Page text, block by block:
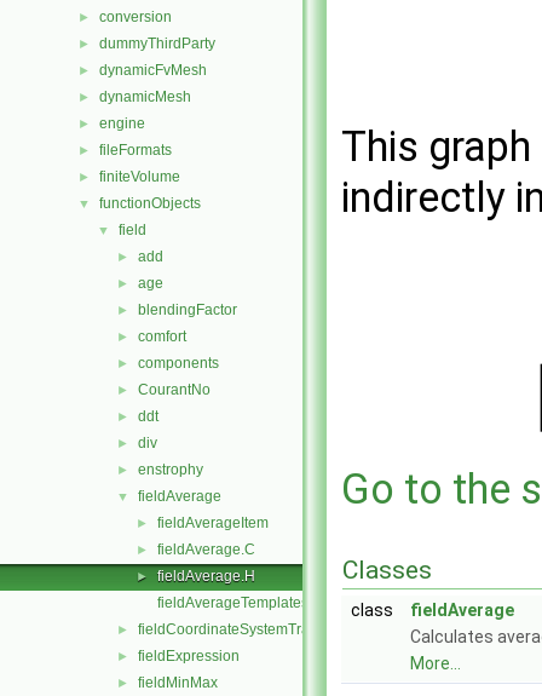
► conversion
► dummyThirdParty
► dynamicFvMesh
► dynamicMesh
► engine
► fileFormats
► finiteVolume
▼ functionObjects
▼ field
► add
► age
► blendingFactor
► comfort
► components
► CourantNo
► ddt
► div
► enstrophy
▼ fieldAverage
► fieldAverageItem
► fieldAverage.C
►
fieldAverage.H
fieldAverageTemplates.C
► fieldCoordinateSystemTransform
► fieldExpression
► fieldMinMax
This
indirectly
Go to the
Classes
class
fieldAverage
Calculates
More...